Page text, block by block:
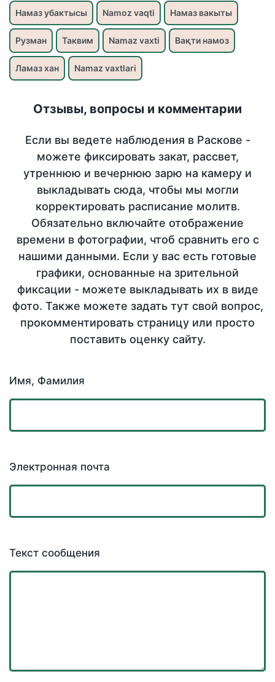
Намаз убактысы Namoz vaqti Намаз вакыты
Рузман Таквим Namaz vaxti Вақти намоз
Ламаз хан Namaz vaxtlari
Отзывы, вопросы и комментарии
Если вы ведете наблюдения в Раскове -
можете фиксировать закат, рассвет,
утреннюю и вечернюю зарю на камеру и
выкладывать сюда, чтобы мы могли
корректировать расписание молитв.
Обязательно включайте отображение
времени в фотографии, чтоб сравнить его с
нашими данными. Если у вас есть готовые
графики, основанные на зрительной
фиксации - можете выкладывать их в виде
фото. Также можете задать тут свой вопрос,
прокомментировать страницу или просто
поставить оценку сайту.
Имя, Фамилия
Электронная почта
Текст сообщения